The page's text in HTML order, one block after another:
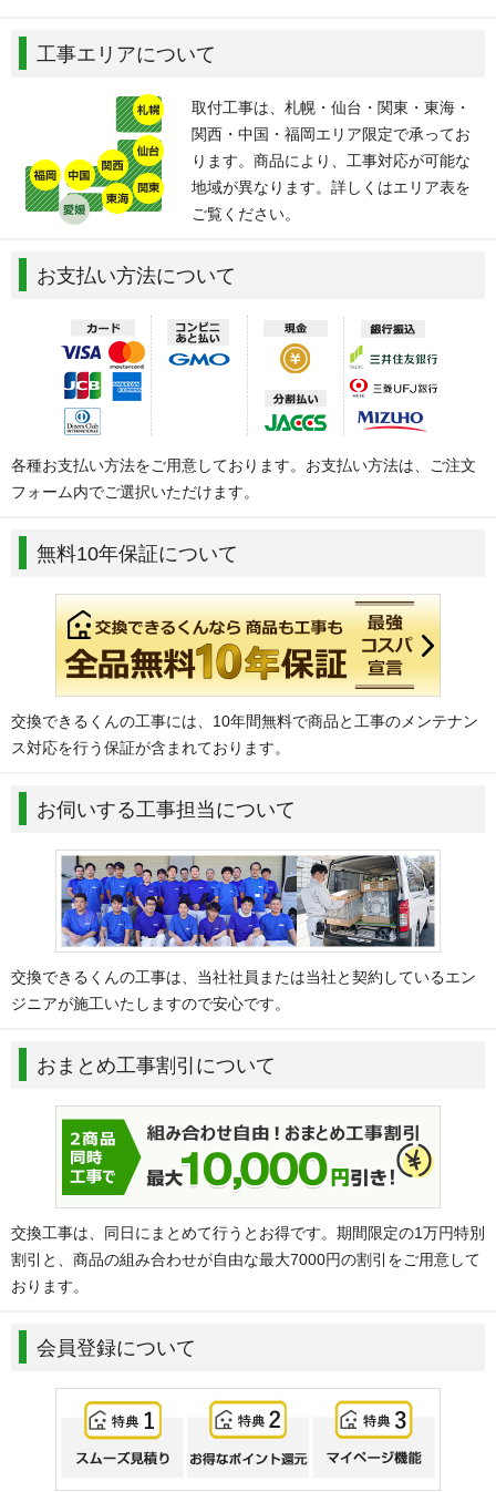
工事エリアについて
取付工事は、札幌・仙台・関東・東海・
関西・中国・福岡エリア限定で承ってお
ります。商品により、工事対応が可能な
地域が異なります。詳しくはエリア表を
ご覧ください。
お支払い方法について
各種お支払い方法をご用意しております。お支払い方法は、ご注文
フォーム内でご選択いただけます。
無料10年保証について
交換できるくんの工事には、10年間無料で商品と工事のメンテナン
ス対応を行う保証が含まれております。
お伺いする工事担当について
交換できるくんの工事は、当社社員または当社と契約しているエン
ジニアが施工いたしますので安心です。
おまとめ工事割引について
交換工事は、同日にまとめて行うとお得です。期間限定の1万円特別
割引と、商品の組み合わせが自由な最大7000円の割引をご用意して
おります。
会員登録について